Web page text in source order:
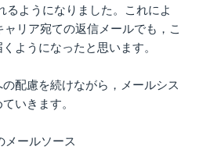
るようになりました。これによ
リア宛ての返信メールでも，こ
ようになったと思います。
配慮を続けながら，メールシス
いきます。
ールソース